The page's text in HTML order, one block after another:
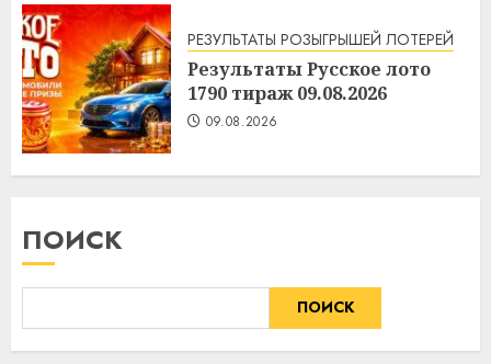
РЕЗУЛЬТАТЫ РОЗЫГРЫШЕЙ ЛОТЕРЕЙ
Результаты Русское лото
1790 тираж 09.08.2026
09.08.2026
ПОИСК
ПОИСК